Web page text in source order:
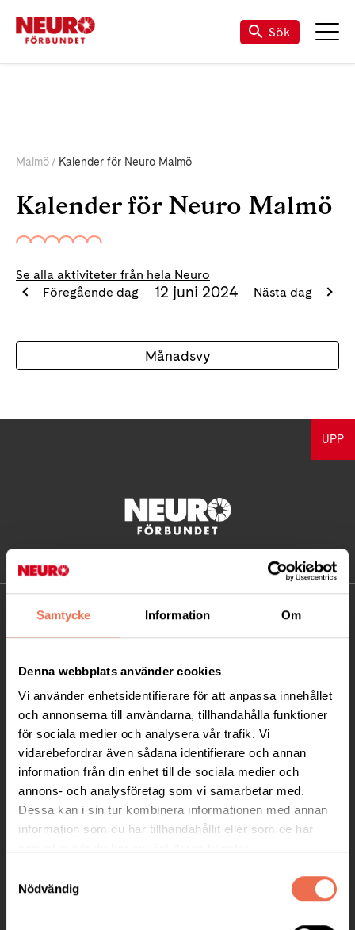
Samtycke Information Om
Denna webbplats använder cookies
Vi använder enhetsidentifierare för att anpassa innehållet
och annonserna till användarna, tillhandahålla funktioner
för sociala medier och analysera vår trafik. Vi
vidarebefordrar även sådana identifierare och annan
information från din enhet till de sociala medier och
annons- och analysföretag som vi samarbetar med.
Dessa kan i sin tur kombinera informationen med annan
information som du har tillhandahållit eller som de har
Nödvändig
Kalender för Neuro (riks)
TALANDE WEBB
Sök
Malmö Kalender för Neuro Malmö
Kalender för Neuro Malmö
Se alla aktiviteter från hela Neuro
Föregående dag
12 juni 2024 Nästa dag
Månadsvy
UPP
KONTAKT
Ågatan 12 C, 172 62 Sundbyberg
Telefon:08-677 70 10
Postadress:
Box 4086
171 04 Solna
info@neuro.se
PG 90 10 07-5 | BG 901-0075 | Swishgåva 90 100
Till kontaktsidan